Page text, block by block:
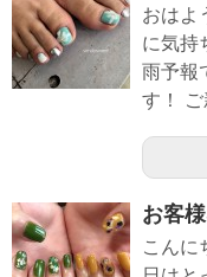
おはよ
に気持
雨予報
す！
お客
こんに